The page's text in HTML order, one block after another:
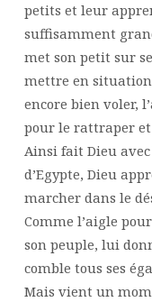
petits et leur
suffisamment
met son petit sur
mettre en situation
encore bien voler,
pour le rattraper et
Ainsi fait Dieu avec
d’Egypte, Dieu
marcher dans le
Comme l’aigle
son peuple, lui
comble tous ses
Mais vient un